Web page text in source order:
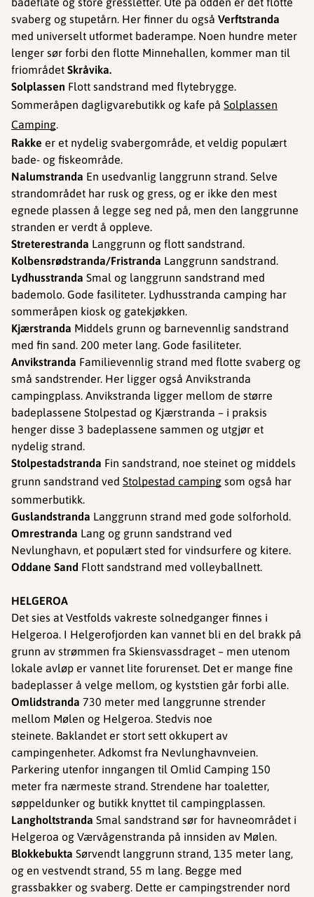
svaberg og stupetårn. Her finner du også Verftstranda
med universelt utformet baderampe. Noen hundre meter
lenger sør forbi den flotte Minnehallen, kommer man til
friområdet Skråvika.
Solplassen Flott sandstrand med flytebrygge.
Sommeråpen dagligvarebutikk og kafe på Solplassen
Camping.
Rakke er et nydelig svabergområde, et veldig populært
bade- og fiskeområde.
Nalumstranda En usedvanlig langgrunn strand. Selve
strandområdet har rusk og gress, og er ikke den mest
egnede plassen å legge seg ned på, men den langgrunne
stranden er verdt å oppleve.
Streterestranda Langgrunn og flott sandstrand.
Kolbensrødstranda/Fristranda Langgrunn sandstrand.
Lydhusstranda Smal og langgrunn sandstrand med
bademolo. Gode fasiliteter. Lydhusstranda camping har
sommeråpen kiosk og gatekjøkken.
Kjærstranda Middels grunn og barnevennlig sandstrand
med fin sand. 200 meter lang. Gode fasiliteter.
Anvikstranda Familievennlig strand med flotte svaberg og
små sandstrender. Her ligger også Anvikstranda
campingplass. Anvikstranda ligger mellom de større
badeplassene Stolpestad og Kjærstranda – i praksis
henger disse 3 badeplassene sammen og utgjør et
nydelig strand.
Stolpestadstranda Fin sandstrand, noe steinet og middels
grunn sandstrand ved Stolpestad camping som også har
sommerbutikk.
Guslandstranda Langgrunn strand med gode solforhold.
Omrestranda Lang og grunn sandstrand ved
Nevlunghavn, et populært sted for vindsurfere og kitere.
Oddane Sand Flott sandstrand med volleyballnett.
HELGEROA
Det sies at Vestfolds vakreste solnedganger finnes i
Helgeroa. I Helgerofjorden kan vannet bli en del brakk på
grunn av strømmen fra Skiensvassdraget – men utenom
lokale avløp er vannet lite forurenset. Det er mange fine
badeplasser å velge mellom, og kyststien går forbi alle.
Omlidstranda 730 meter med langgrunne strender
mellom Mølen og Helgeroa. Stedvis noe
steinete. Baklandet er stort sett okkupert av
campingenheter. Adkomst fra Nevlunghavnveien.
Parkering utenfor inngangen til Omlid Camping 150
meter fra nærmeste strand. Strendene har toaletter,
søppeldunker og butikk knyttet til campingplassen.
Langholtstranda Smal sandstrand sør for havneområdet i
Helgeroa og Værvågenstranda på innsiden av Mølen.
Blokkebukta Sørvendt langgrunn strand, 135 meter lang,
og en vestvendt strand, 55 m lang. Begge med
grassbakker og svaberg. Dette er campingstrender nord